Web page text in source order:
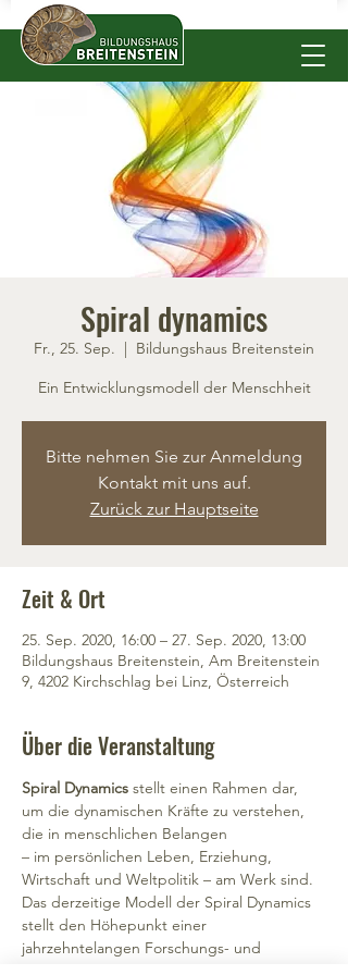
Spiral dynamics
Fr., 25. Sep.
  |
Bildungshaus Breitenstein
Ein Entwicklungsmodell der Menschheit
Bitte nehmen Sie zur Anmeldung
Kontakt mit uns auf.
Zurück zur Hauptseite
Zeit & Ort
25. Sep. 2020, 16:00 – 27. Sep. 2020, 13:00
Bildungshaus Breitenstein, Am Breitenstein
9, 4202 Kirchschlag bei Linz, Österreich
Über die Veranstaltung
Spiral Dynamics stellt einen Rahmen dar,
um die dynamischen Kräfte zu verstehen,
die in menschlichen Belangen
– im persönlichen Leben, Erziehung,
Wirtschaft und Weltpolitik – am Werk sind.
Das derzeitige Modell der Spiral Dynamics
stellt den Höhepunkt einer
jahrzehntelangen Forschungs- und